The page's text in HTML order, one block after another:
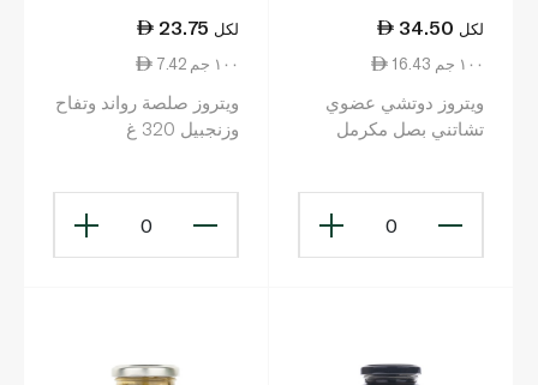
34.50 لكل
16.43 ١٠٠ جم
ويتروز دوتشي عضوي
تشاتني بصل مكرمل
0
23.75 لكل
7.42 ١٠٠ جم
ويتروز صلصة رواند وتفاح
وزنجبيل 320 غ
0